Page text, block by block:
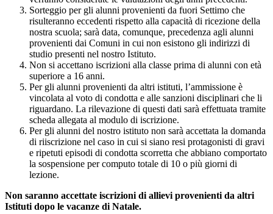
Sorteggio per gli alunni provenienti da fuori Settimo che
risulteranno eccedenti rispetto alla capacità di ricezione della
nostra scuola; sarà data, comunque, precedenza agli alunni
provenienti dai Comuni in cui non esistono gli indirizzi di
studio presenti nel nostro Istituto.
Non si accettano iscrizioni alla classe prima di alunni con età
superiore a 16 anni.
Per gli alunni provenienti da altri istituti, l’ammissione è
vincolata al voto di condotta e alle sanzioni disciplinari che li
riguardano. La rilevazione di questi dati sarà effettuata tramite
scheda allegata al modulo di iscrizione.
Per gli alunni del nostro istituto non sarà accettata la domanda
di riiscrizione nel caso in cui si siano resi protagonisti di gravi
e ripetuti episodi di condotta scorretta che abbiano comportato
la sospensione per computo totale di 10 o più giorni di
lezione.
Non saranno accettate iscrizioni di allievi provenienti da altri
Istituti dopo le vacanze di Natale.